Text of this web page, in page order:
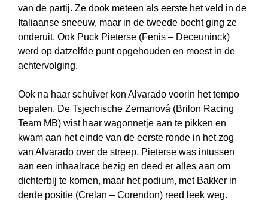
van de partij. Ze dook meteen als eerste het veld in de
Italiaanse sneeuw, maar in de tweede bocht ging ze
onderuit. Ook Puck Pieterse (Fenis – Deceuninck)
werd op datzelfde punt opgehouden en moest in de
achtervolging.
Ook na haar schuiver kon Alvarado voorin het tempo
bepalen. De Tsjechische Zemanová (Brilon Racing
Team MB) wist haar wagonnetje aan te pikken en
kwam aan het einde van de eerste ronde in het zog
van Alvarado over de streep. Pieterse was intussen
aan een inhaalrace bezig en deed er alles aan om
dichterbij te komen, maar het podium, met Bakker in
derde positie (Crelan – Corendon) reed leek weg.